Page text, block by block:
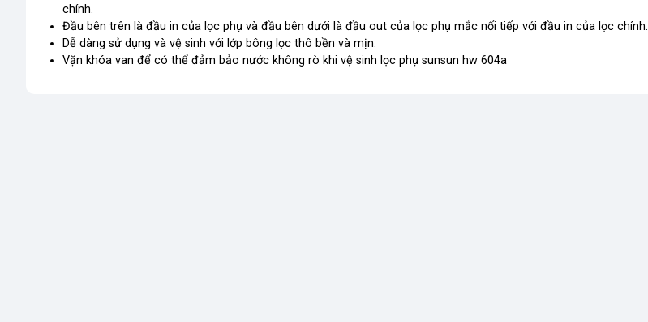
chính.
Đầu bên trên là đầu in của lọc phụ và đầu bên dưới là đầu out của lọc phụ mắc nối tiếp với đầu in của lọc chính.
Dễ dàng sử dụng và vệ sinh với lớp bông lọc thô bền và mịn.
Vặn khóa van để có thể đảm bảo nước không rò khi vệ sinh lọc phụ sunsun hw 604a